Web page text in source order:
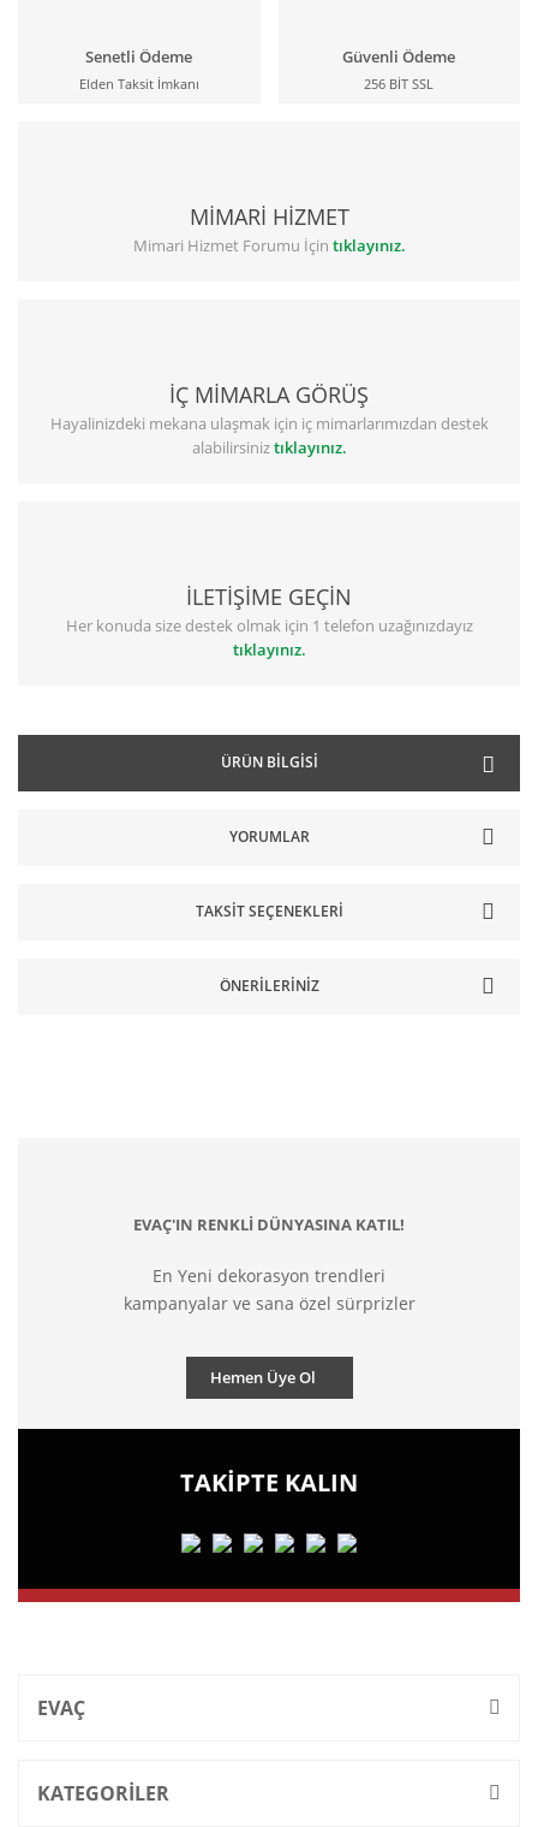
Senetli Ödeme
Elden Taksit İmkanı
Güvenli Ödeme
256 BİT SSL
MİMARİ HİZMET
Mimari Hizmet Forumu İçin tıklayınız.
İÇ MİMARLA GÖRÜŞ
Hayalinizdeki mekana ulaşmak için iç mimarlarımızdan destek
alabilirsiniztıklayınız.
İLETİŞİME GEÇİN
Her konuda size destek olmak için 1 telefon uzağınızdayız
tıklayınız.
ÜRÜN BILGISI
YORUMLAR
TAKSIT SEÇENEKLERI
ÖNERILERINIZ
EVAÇ'IN RENKLİ DÜNYASINA KATIL!
En Yeni dekorasyon trendleri
kampanyalar ve sana özel sürprizler
Hemen Üye Ol
TAKİPTE KALIN
EVAÇ
KATEGORİLER